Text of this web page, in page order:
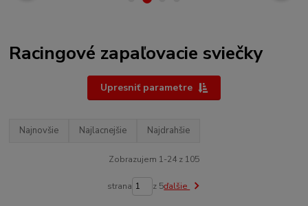
Racingové zapaľovacie sviečky
Upresniť parametre
Najnovšie Najlacnejšie Najdrahšie
Zobrazujem 1-24 z 105
strana z 5ďalšie